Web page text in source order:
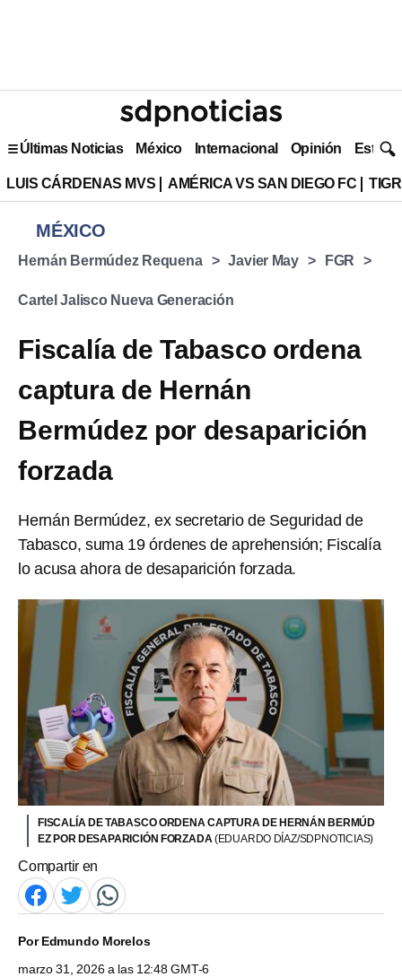
Últimas Noticias México Internacional Opinión Estilo
LUIS CÁRDENAS MVS AMÉRICA VS SAN DIEGO FC
MÉXICO
Hernán Bermúdez Requena Javier May FGR
Cartel Jalisco Nueva Generación
Fiscalía de Tabasco ordena
captura de Hernán
Bermúdez por desaparición
forzada
Hernán Bermúdez, ex secretario de Seguridad de
Tabasco, suma 19 órdenes de aprehensión; Fiscalía
lo acusa ahora de desaparición forzada.
FISCALÍA DE TABASCO ORDENA CAPTURA DE HERNÁN BERMÚD
EZ POR DESAPARICIÓN FORZADA(EDUARDO DÍAZ/SDPNOTICIAS)
Compartir en
PorEdmundo Morelos
marzo 31, 2026 a las 12:48 GMT-6